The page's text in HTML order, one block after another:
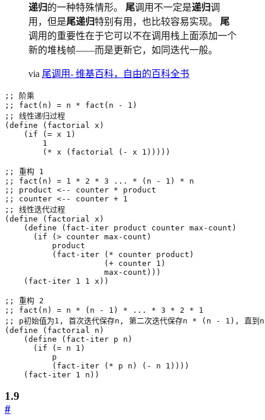
递归的一种特殊情形。 尾调用不一定是递归调
用，但是尾递归特别有用，也比较容易实现。 尾
调用的重要性在于它可以不在调用栈上面添加一个
新的堆栈帧——而是更新它，如同迭代一般。
via 尾调用- 维基百科，自由的百科全书
;; 阶乘
;; fact(n) = n * fact(n - 1)
;; 线性递归过程
(define ( factorial x )
( if (= x 1 )
1
( * x ( factorial ( - x 1 )))))
;; 重构 1
;; fact(n) = 1 * 2 * 3 ... * (n - 1) * n
;; product <-- counter * product
;; counter <-- counter + 1
;; 线性迭代过程
(define ( factorial x )
(define ( fact-iter product counter max-count )
( if (> counter max-count )
product
( fact-iter ( * counter product )
(+ counter 1 )
max-count )))
( fact-iter 1 1 x ))
;; 重构 2
;; fact(n) = n * (n - 1) * ... * 3 * 2 * 1
;; p初始值为1, 首次迭代保存n, 第二次迭代保存n * (n - 1), 直
(define ( factorial n )
(define ( fact-iter p n )
( if (= n 1 )
p
( fact-iter ( * p n ) ( - n 1 ))))
( fact-iter 1 n ))
1.9
#